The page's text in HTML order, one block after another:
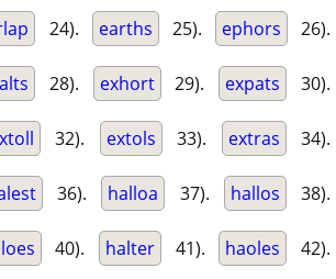
24). earths 25). ephors 26).
28). exhort 29). expats 30).
32). extols 33). extras 34).
36). halloa 37). hallos 38).
40). halter 41). haoles 42).